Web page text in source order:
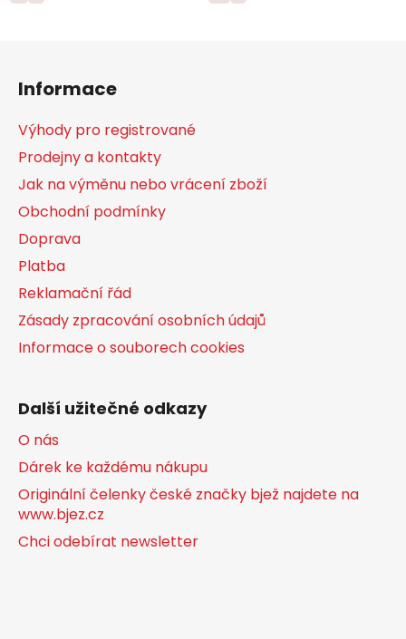
Informace
Výhody pro registrované
Prodejny a kontakty
Jak na výměnu nebo vrácení zboží
Obchodní podmínky
Doprava
Platba
Reklamační řád
Zásady zpracování osobních údajů
Informace o souborech cookies
Další užitečné odkazy
O nás
Dárek ke každému nákupu
Originální čelenky české značky bjež najdete na
www.bjez.cz
Chci odebírat newsletter